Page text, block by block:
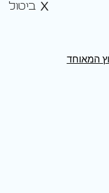
ביטול
המאוחד